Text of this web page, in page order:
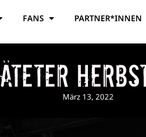
FANS PARTNER*INNEN
März 13, 2022